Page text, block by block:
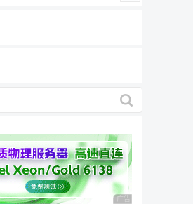
广告 商业广告，理性